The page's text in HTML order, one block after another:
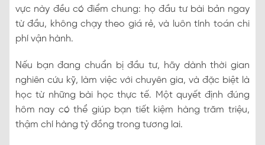
vực này đều có điểm chung: họ đầu tư bài bản ngay
từ đầu, không chạy theo giá rẻ, và luôn tính toán chi
phí vận hành.
Nếu bạn đang chuẩn bị đầu tư, hãy dành thời gian
nghiên cứu kỹ, làm việc với chuyên gia, và đặc biệt là
học từ những bài học thực tế. Một quyết định đúng
hôm nay có thể giúp bạn tiết kiệm hàng trăm triệu,
thậm chí hàng tỷ đồng trong tương lai.